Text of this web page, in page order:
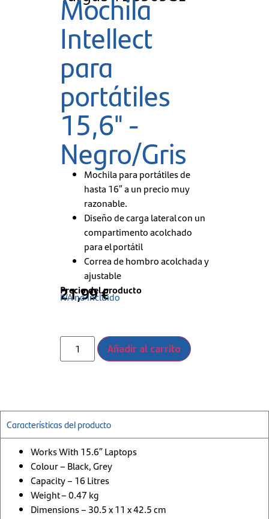
Mochila
Intellect
para
portátiles
15,6" -
Negro/Gris
Mochila para portátiles de
hasta 16″ a un precio muy
razonable.
Diseño de carga lateral con un
compartimento acolchado
para el portátil
Correa de hombro acolchada y
ajustable
Precio del producto
21,99€
IVA no incluido
Añadir al carrito
Características del producto
Works With 15.6″ Laptops
Colour – Black, Grey
Capacity – 16 Litres
Weight –0.47 kg
Dimensions – 30.5 x 11 x 42.5 cm